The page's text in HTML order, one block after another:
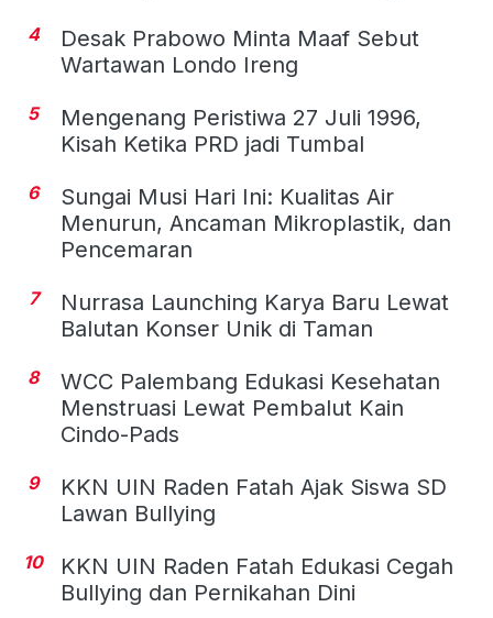
4
Desak Prabowo Minta Maaf Sebut
Wartawan Londo Ireng
5
Mengenang Peristiwa 27 Juli 1996,
Kisah Ketika PRD jadi Tumbal
6
Sungai Musi Hari Ini: Kualitas Air
Menurun, Ancaman Mikroplastik, dan
Pencemaran
7
Nurrasa Launching Karya Baru Lewat
Balutan Konser Unik di Taman
8
WCC Palembang Edukasi Kesehatan
Menstruasi Lewat Pembalut Kain
Cindo-Pads
9
KKN UIN Raden Fatah Ajak Siswa SD
Lawan Bullying
10
KKN UIN Raden Fatah Edukasi Cegah
Bullying dan Pernikahan Dini